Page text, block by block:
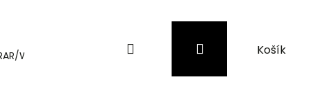
WinRAR Záložní zdroje (UPS) a přepěťové
PřihlášeníNákupní